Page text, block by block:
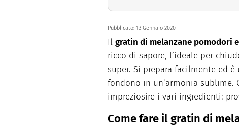
Pubblicato: 13 Gennaio 2020
Il gratin di melanzane pomodori
ricco di sapore, l’ideale per
super. Si prepara facilmente ed
fondono in un’armonia sublime.
impreziosire i vari ingredienti:
Come fare il gratin di